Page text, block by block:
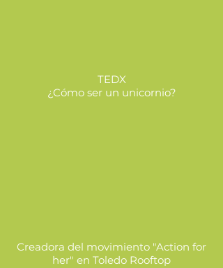
TEDX
¿Cómo ser un unicornio?
Creadora del movimiento "Action for
her" en Toledo Rooftop